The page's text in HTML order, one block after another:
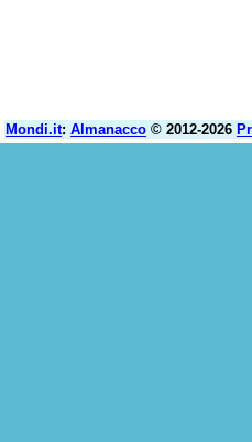
Mondi.it: Almanacco © 2012-2026